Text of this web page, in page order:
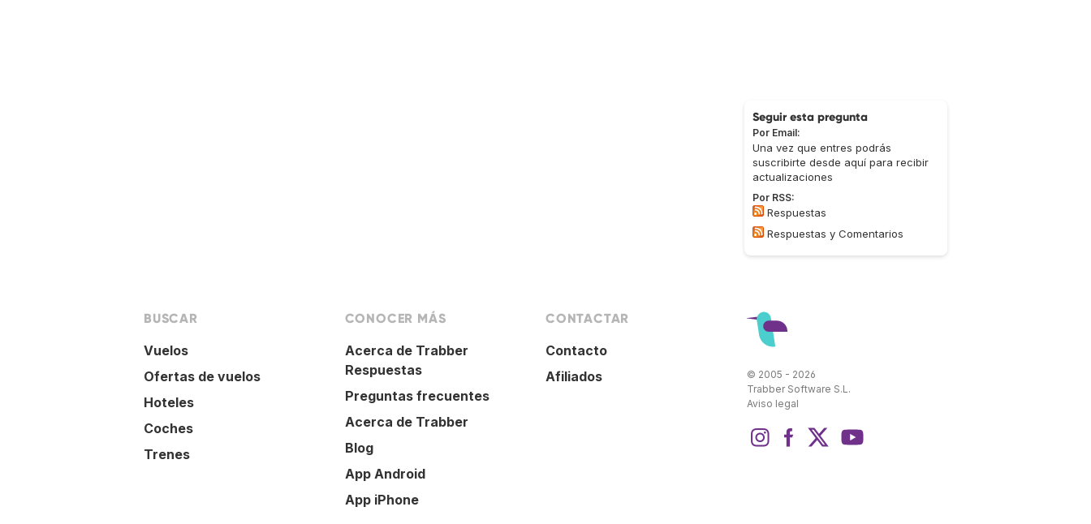
Seguir esta pregunta
Por Email:
Una vez que entres podrás
suscribirte desde aquí para recibir
actualizaciones
Por RSS:
Respuestas
Respuestas y Comentarios
BUSCAR
Vuelos
Ofertas de vuelos
Hoteles
Coches
Trenes
CONOCER MÁS
Acerca de Trabber
Respuestas
Preguntas frecuentes
Acerca de Trabber
Blog
App Android
App iPhone
CONTACTAR
Contacto
Afiliados
© 2005 - 2026
Trabber Software S.L.
Aviso legal